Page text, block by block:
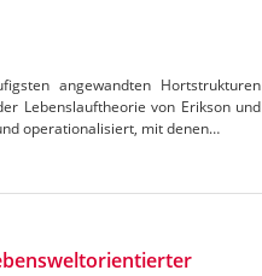
angewandten Hortstrukturen
Lebenslauftheorie von Erikson und
operationalisiert, mit denen…